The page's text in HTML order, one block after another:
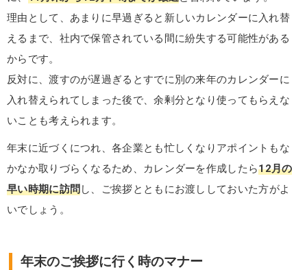
理由として、あまりに早過ぎると新しいカレンダーに入れ替
えるまで、社内で保管されている間に紛失する可能性がある
からです。
反対に、渡すのが遅過ぎるとすでに別の来年のカレンダーに
入れ替えられてしまった後で、余剰分となり使ってもらえな
いことも考えられます。
年末に近づくにつれ、各企業とも忙しくなりアポイントもな
かなか取りづらくなるため、カレンダーを作成したら12月の
早い時期に訪問し、ご挨拶とともにお渡ししておいた方がよ
いでしょう。
年末のご挨拶に行く時のマナー